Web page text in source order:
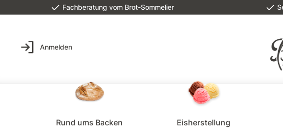
Fachberatung vom Brot-Sommelier
Anmelden
Rund ums Backen Eisherstellung